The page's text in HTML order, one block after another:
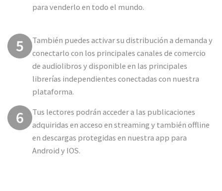
para venderlo en todo el mundo.
También puedes activar su distribución a demanda y
conectarlo con los principales canales de comercio
de audiolibros y disponible en las principales
librerías independientes conectadas con nuestra
plataforma.
Tus lectores podrán acceder a las publicaciones
adquiridas en acceso en streaming y también offline
en descargas protegidas en nuestra app para
Android y IOS.